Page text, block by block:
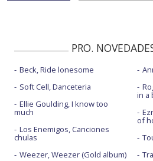
PRO.
Beck, Ride lonesome
Soft Cell, Danceteria
Ellie Goulding, I know too
much
Los Enemigos, Canciones
chulas
Weezer, Weezer (Gold album)
in a
of